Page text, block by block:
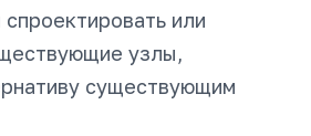
или
узлы,
существующим